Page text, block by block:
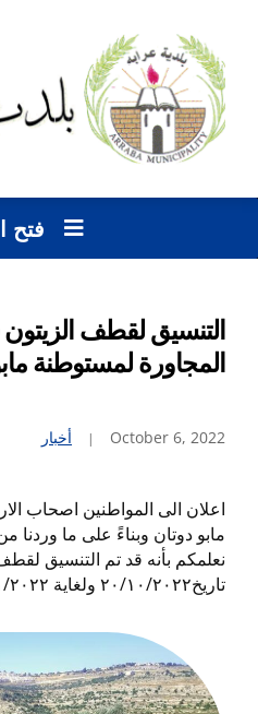
فتح
التنسيق لقطف
المجاورة لمستوطنة
October 6, 2022 أخبار
اعلان الى المواطنين اصحاب
مابو دوتان وبناءً على ما وردنا
نعلمكم بأنه قد تم التنسيق
تاريخ٢٠/١٠/٢٠٢٢ ولغاية ٤/١١/٢٠٢٢